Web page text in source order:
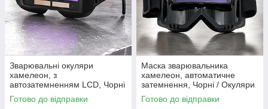
Зварювальні окуляри
хамелеон, з
автозатемненням LCD, Чорні
/ Захист очей для
зварювання / Окуляри для
Готово до відправки
Маска зварювальника
хамелеон, автоматичне
затемнення, Чорні / Окуляри
для зварювання / Захисна
маска для зварювальних
Готово до відправки